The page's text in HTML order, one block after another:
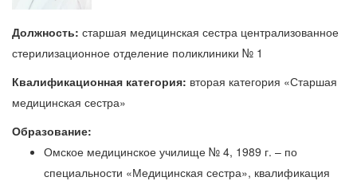
Должность: старшая медицинская сестра централизованное
стерилизационное отделение поликлиники № 1
Квалификационная категория: вторая категория «Старшая
медицинская сестра»
Образование:
Омское медицинское училище № 4, 1989 г. – по
специальности «Медицинская сестра», квалификация